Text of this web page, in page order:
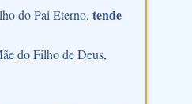
do Pai Eterno, tende
do Filho de Deus,